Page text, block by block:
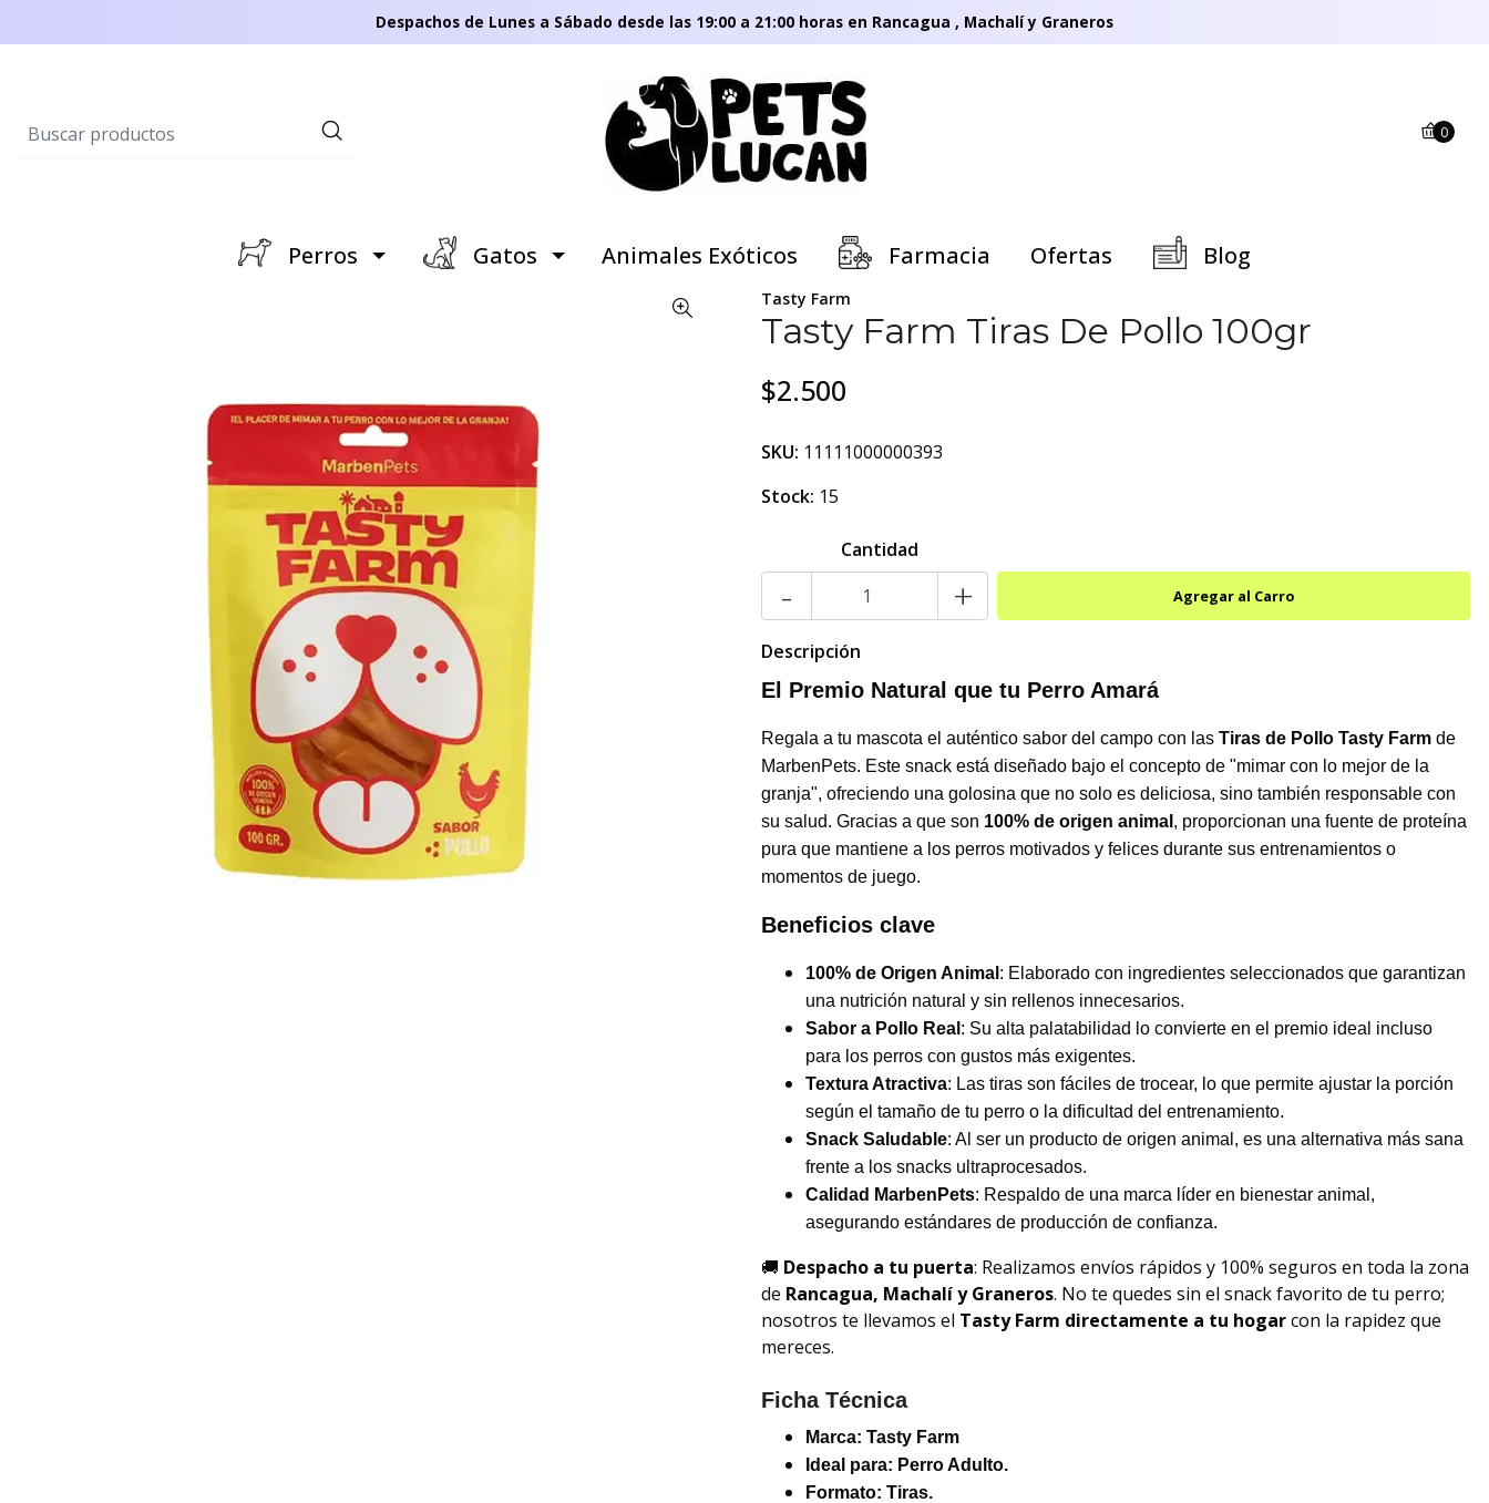
Despachos de Lunes a Sábado desde las 19:00 a 21:00 horas en Rancagua , Machalí y Graneros
0
Perros Gatos Animales Exóticos Farmacia Ofertas Blog
Tasty Farm
Tasty Farm Tiras De Pollo 100gr
$2.500
SKU: 11111000000393
Stock: 15
Cantidad
- +
Descripción
El Premio Natural que tu Perro Amará
Regala a tu mascota el auténtico sabor del campo con las Tiras de Pollo Tasty Farm de
MarbenPets. Este snack está diseñado bajo el concepto de "mimar con lo mejor de la
granja", ofreciendo una golosina que no solo es deliciosa, sino también responsable con
su salud. Gracias a que son 100% de origen animal , proporcionan una fuente de proteína
pura que mantiene a los perros motivados y felices durante sus entrenamientos o
momentos de juego.
Beneficios clave
100% de Origen Animal : Elaborado con ingredientes seleccionados que garantizan
una nutrición natural y sin rellenos innecesarios.
Sabor a Pollo Real : Su alta palatabilidad lo convierte en el premio ideal incluso
para los perros con gustos más exigentes.
Textura Atractiva: Las tiras son fáciles de trocear, lo que permite ajustar la porción
según el tamaño de tu perro o la dificultad del entrenamiento.
Snack Saludable: Al ser un producto de origen animal, es una alternativa más sana
frente a los snacks ultraprocesados.
Calidad MarbenPets: Respaldo de una marca líder en bienestar animal,
asegurando estándares de producción de confianza.
🚚 Despacho a tu puerta: Realizamos envíos rápidos y 100% seguros en toda la zona
de Rancagua, Machalí y Graneros. No te quedes sin el snack favorito de tu perro;
nosotros te llevamos el Tasty Farm directamente a tu hogarcon la rapidez que
mereces.
Ficha Técnica
Marca: Tasty Farm
Ideal para: Perro Adulto.
Formato: Tiras.